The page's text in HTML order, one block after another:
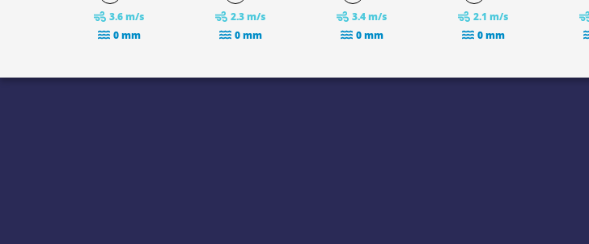
3.6 m/s
0 mm
2.3 m/s
0 mm
3.4 m/s
0 mm
2.1 m/s
0 mm